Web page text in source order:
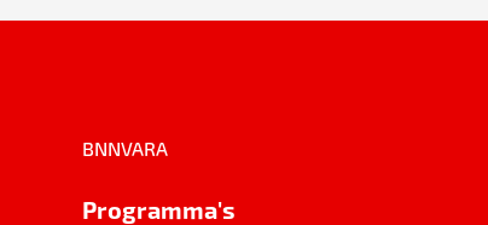
BNNVARA
Programma's